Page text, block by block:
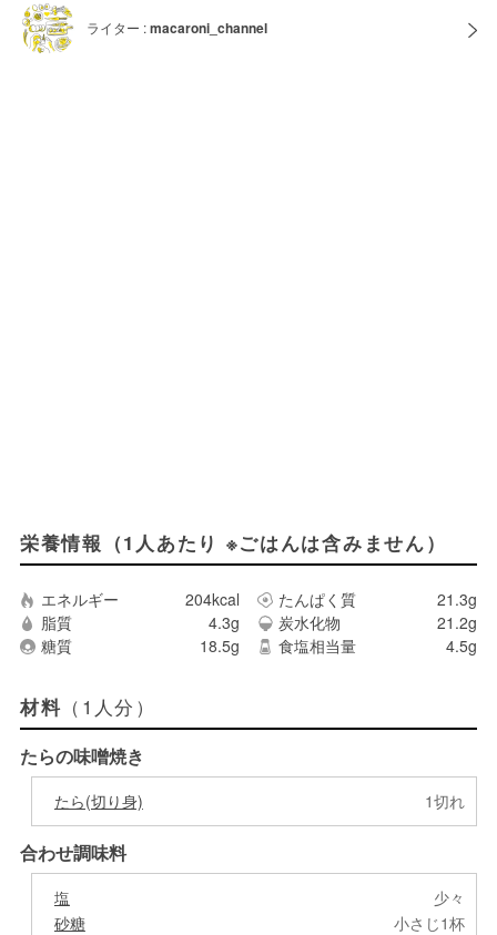
ライター :macaroni_channel
栄養情報（1人あたり ※ごはんは含みません）
エネルギー 204kcal たんぱく質
21.3g
脂質
4.3g 炭水化物
21.2g
糖質
18.5g 食塩相当量 4.5g
材料 （1人分）
たらの味噌焼き
たら(切り身) 1切れ
合わせ調味料
塩
少々
砂糖
小さじ1杯